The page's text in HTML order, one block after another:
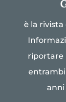
è la rivista
riportare
anni